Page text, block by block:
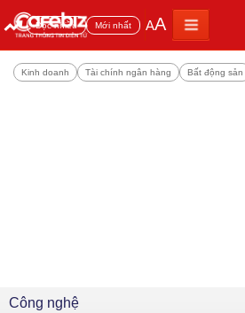
Đọc nhiều Mới nhất AA
Kinh doanh Tài chính ngân hàng Bất động sản
Công nghệ